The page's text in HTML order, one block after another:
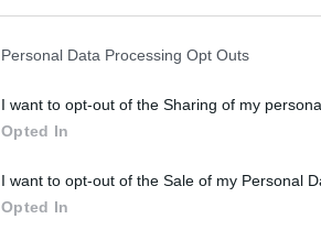
Personal Data Processing Opt Outs
I want to opt-out of the Sharing of my
Opted In
I want to opt-out of the Sale of my Personal
Opted In